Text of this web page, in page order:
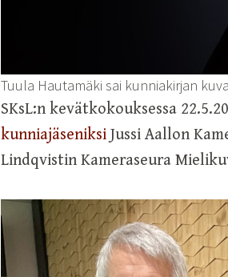
Tuula Hautamäki sai kunniakirjan
SKsL:n kevätkokouksessa
kunniajäseniksi Jussi Aallon
Lindqvistin Kameraseura